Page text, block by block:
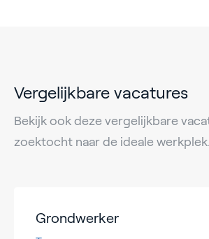
Vergelijkbare vacatures
Bekijk ook deze vergelijkbare
zoektocht naar de ideale werkplek.
Grondwerker